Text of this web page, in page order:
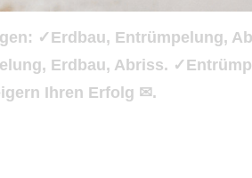
✓Erdbau, Entrümpelung,
Erdbau, Abriss.
Ihren Erfolg ✉.